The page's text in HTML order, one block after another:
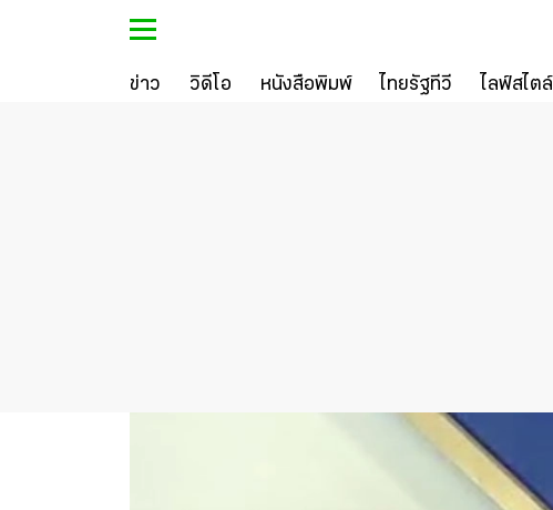
ข่าว วิดีโอ หนังสือพิมพ์ ไทยรัฐทีวี ไลฟ์สไตล์